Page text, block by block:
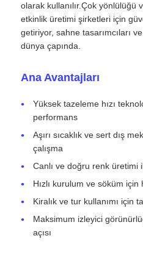
Şeffaf LED ekran
Dış mekan led reklam
olarak kullanılır.Çok yönlülüğü
etkinlik üretimi şirketleri için
getiriyor, sahne tasarımcıları
dünya çapında.
Ana Avantajları
Yüksek tazeleme hızı
performans
Aşırı sıcaklık ve sert dış
çalışma
Canlı ve doğru renk üretimi
Hızlı kurulum ve söküm için
Kiralık ve tur kullanımı için
Maksimum izleyici
açısı